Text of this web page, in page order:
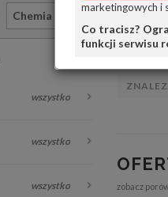
marketingowych i
Co tracisz?
funkcji serwisu
Chemia Płyny
wszystko
wszystko
wszystko zobacz